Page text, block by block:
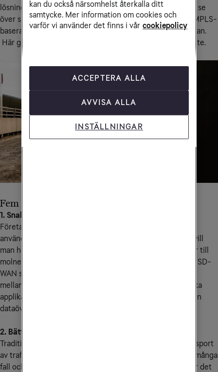
lösningar ligger i molnet ser många företag anledning att se
över sina nätverk. Det blir allt vanligare att komplettera MPLS-
baserade WAN och VPN-lösningar med SD-WAN, säger han.
Här ger Max oss fem skäl att byta och två skäl att vänta lite.
Fem skäl att byta
1. Snabbare väg till molnet
Företag och organisationer arbetar alltmer digitalt och
använder allt fler tjänster och tillämpningar i molnet. Då vill
man ha en it- arkitektur som gör att du snabbare kommer till
molnet, med minsta möjliga fördröjning. Det får man med SD-
WAN som alltid väljer den bästa vägen för dataöverföring
mellan olika platser. Då kan man också tilldela affärskritiska
applikationer högre prioritet och garantera kvalitet på den
dataöverföring som är viktig.
2. Bättre insikter
Traditionellt när man byggt WAN har det handlat om transport
av trafik. Det gäller förstås fortfarande, men nu vill man i många
fall också veta vad det är för trafik som går i nätverken. Är det
kan du också närsomhelst återkalla ditt
samtycke. Mer information om cookies och
varför vi använder det finns i vår cookiepolicy
ACCEPTERA ALLA
AVVISA ALLA
INSTÄLLNINGAR